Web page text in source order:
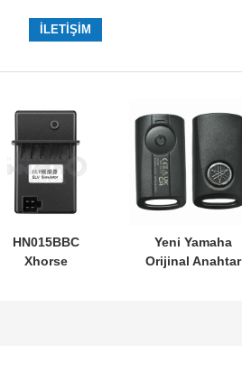
HN015BBC
Xhorse
Yeni Yamaha
Orijinal Anahtar